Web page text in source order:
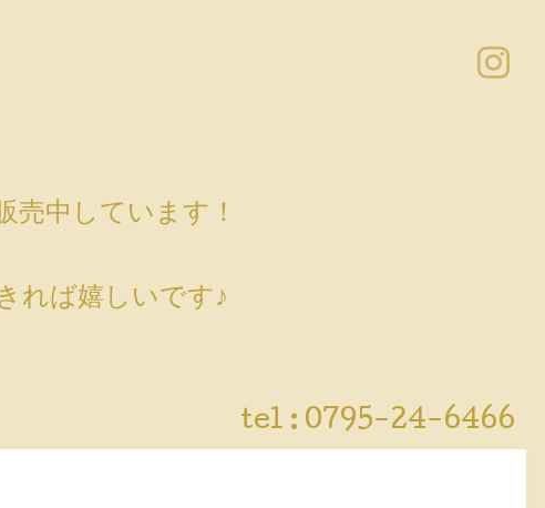
中しています！
れば嬉しいです♪
tel : 0795-24-6466